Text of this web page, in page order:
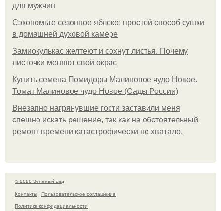
для мужчин
Сэкономьте сезонное яблоко: простой способ сушки
в домашней духовой камере
Замиокулькас желтеют и сохнут листья. Почему
листочки меняют свой окрас
Купить семена Помидоры Малиновое чудо Новое.
Томат Малиновое чудо Новое (Сады России)
Внезапно нагрянувшие гости заставили меня
спешно искать решение, так как на обстоятельный
ремонт времени катастрофически не хватало.
© 2026 Зелёный сад
Контакты
Пользовательское соглашение
Политика конфидециальности